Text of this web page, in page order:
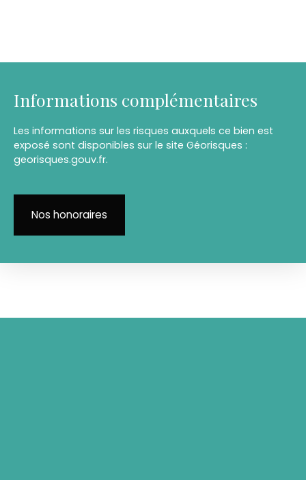
Informations complémentaires
Les informations sur les risques auxquels ce bien est
exposé sont disponibles sur le site Géorisques :
georisques.gouv.fr.
Nos honoraires